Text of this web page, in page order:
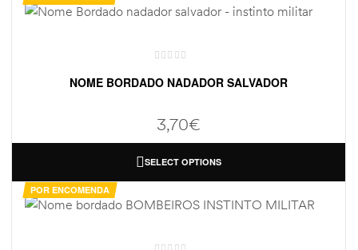
NOME BORDADO NADADOR SALVADOR
3,70€
SELECT OPTIONS
POR ENCOMENDA